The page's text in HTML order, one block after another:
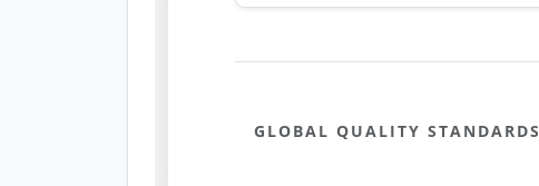
GLOBAL QUALITY STANDARDS